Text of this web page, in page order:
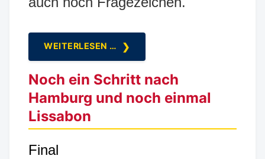
WEITERLESEN …
Noch ein Schritt nach
Hamburg und noch einmal
Lissabon
Final